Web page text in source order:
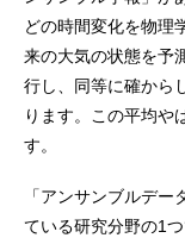
どの時間変化を物理
来の大気の状態を予
行し、同等に確から
ります。この平均や
す。
「アンサンブルデ
ている研究分野の1